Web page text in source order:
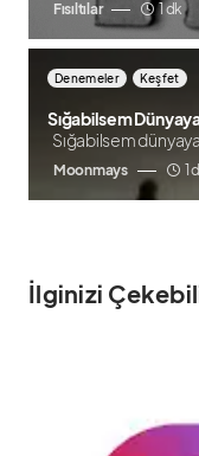
Fısıltılar 1 dk
Denemeler Keşfet
Sığabilsem
Sığabilsem
Moonmays 1
İlginizi